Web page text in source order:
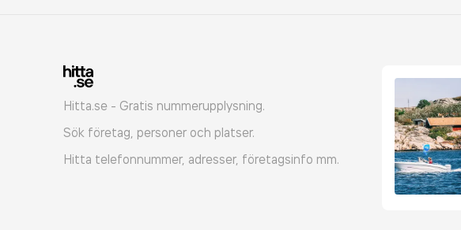
Hitta.se - Gratis nummerupplysning.
Sök företag, personer och platser.
Hitta telefonnummer, adresser, företagsinfo mm.